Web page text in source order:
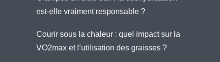
est-elle vraiment responsable ?
Courir sous la chaleur : quel impact sur la
VO2max et l’utilisation des graisses ?